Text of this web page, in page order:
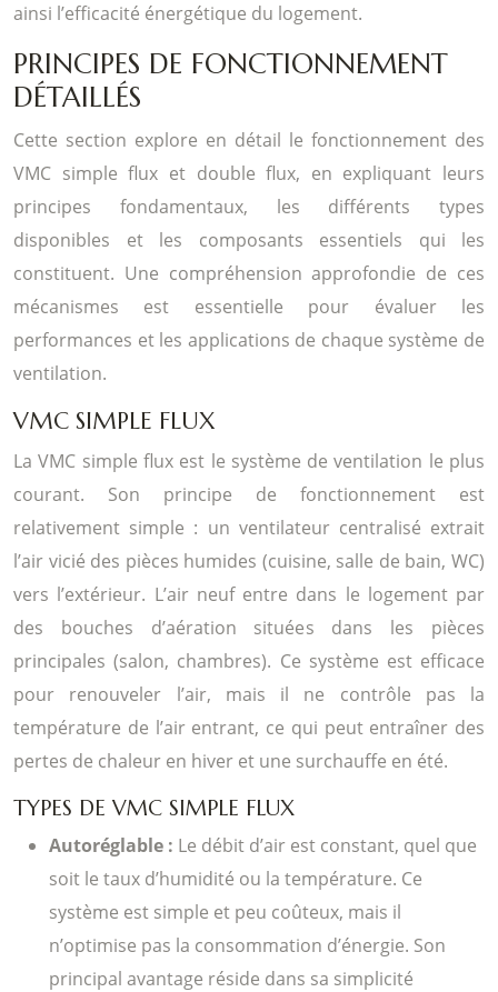
ainsi l’efficacité énergétique du logement.
PRINCIPES DE FONCTIONNEMENT
DÉTAILLÉS
Cette section explore en détail le fonctionnement des
VMC simple flux et double flux, en expliquant leurs
principes fondamentaux, les différents types
disponibles et les composants essentiels qui les
constituent. Une compréhension approfondie de ces
mécanismes est essentielle pour évaluer les
performances et les applications de chaque système de
ventilation.
VMC SIMPLE FLUX
La VMC simple flux est le système de ventilation le plus
courant. Son principe de fonctionnement est
relativement simple : un ventilateur centralisé extrait
l’air vicié des pièces humides (cuisine, salle de bain, WC)
vers l’extérieur. L’air neuf entre dans le logement par
des bouches d’aération situées dans les pièces
principales (salon, chambres). Ce système est efficace
pour renouveler l’air, mais il ne contrôle pas la
température de l’air entrant, ce qui peut entraîner des
pertes de chaleur en hiver et une surchauffe en été.
TYPES DE VMC SIMPLE FLUX
Autoréglable : Le débit d’air est constant, quel que
soit le taux d’humidité ou la température. Ce
système est simple et peu coûteux, mais il
n’optimise pas la consommation d’énergie. Son
principal avantage réside dans sa simplicité